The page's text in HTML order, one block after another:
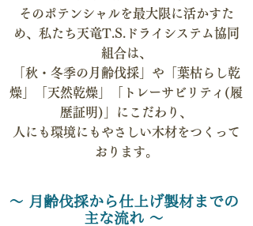
そのポテンシャルを最大限に活かすた
め、私たち天竜T.S.ドライシステム協同
組合は、
「秋・冬季の月齢伐採」や「葉枯らし乾
燥」「天然乾燥」「トレーサビリティ(履
歴証明)」にこだわり、
人にも環境にもやさしい木材をつくって
おります。
​〜 月齢伐採から仕上げ製材までの
主な流れ 〜